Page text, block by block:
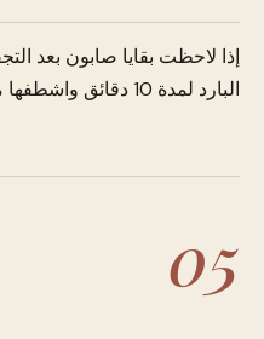
إذا لاحظت بقايا صابون بعد
البارد لمدة 10 دقائق واشطفها مرة أخرى.
05